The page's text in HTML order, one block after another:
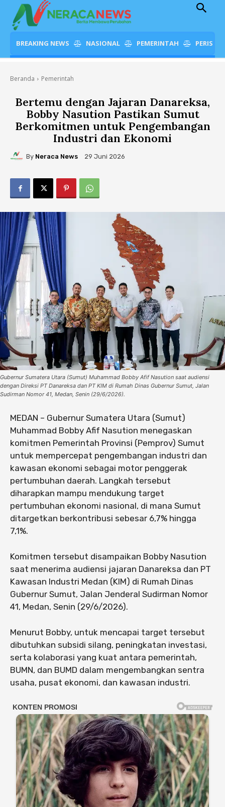
BREAKING NEWS NASIONAL PEMERINTAH
Beranda Pemerintah
Bertemu dengan Jajaran Danareksa,
Bobby Nasution Pastikan Sumut
Berkomitmen untuk Pengembangan
Industri dan Ekonomi
By Neraca News 29 Juni 2026
Gubernur Sumatera Utara (Sumut) Muhammad Bobby Afif Nasution saat audiensi
dengan Direksi PT Danareksa dan PT KIM di Rumah Dinas Gubernur Sumut, Jalan
Sudirman Nomor 41, Medan, Senin (29/6/2026).
MEDAN – Gubernur Sumatera Utara (Sumut)
Muhammad Bobby Afif Nasution menegaskan
komitmen Pemerintah Provinsi (Pemprov) Sumut
untuk mempercepat pengembangan industri dan
kawasan ekonomi sebagai motor penggerak
pertumbuhan daerah. Langkah tersebut
diharapkan mampu mendukung target
pertumbuhan ekonomi nasional, di mana Sumut
ditargetkan berkontribusi sebesar 6,7% hingga
7,1%.
Komitmen tersebut disampaikan Bobby Nasution
saat menerima audiensi jajaran Danareksa dan PT
Kawasan Industri Medan (KIM) di Rumah Dinas
Gubernur Sumut, Jalan Jenderal Sudirman Nomor
41, Medan, Senin (29/6/2026).
Menurut Bobby, untuk mencapai target tersebut
dibutuhkan subsidi silang, peningkatan investasi,
serta kolaborasi yang kuat antara pemerintah,
BUMN, dan BUMD dalam mengembangkan sentra
usaha, pusat ekonomi, dan kawasan industri.